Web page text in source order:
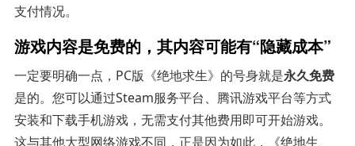
支付情况。
游戏内容是免费的，其内容可能有“隐藏成本”
一定要明确一点，PC版《绝地求生》的号身就是永久免费
是的。您可以通过Steam服务平台、腾讯游戏平台等方式
安装和下载手机游戏，无需支付其他费用即可开始游戏。
这与其他大型网络游戏不同，正是因为如此，《绝地生